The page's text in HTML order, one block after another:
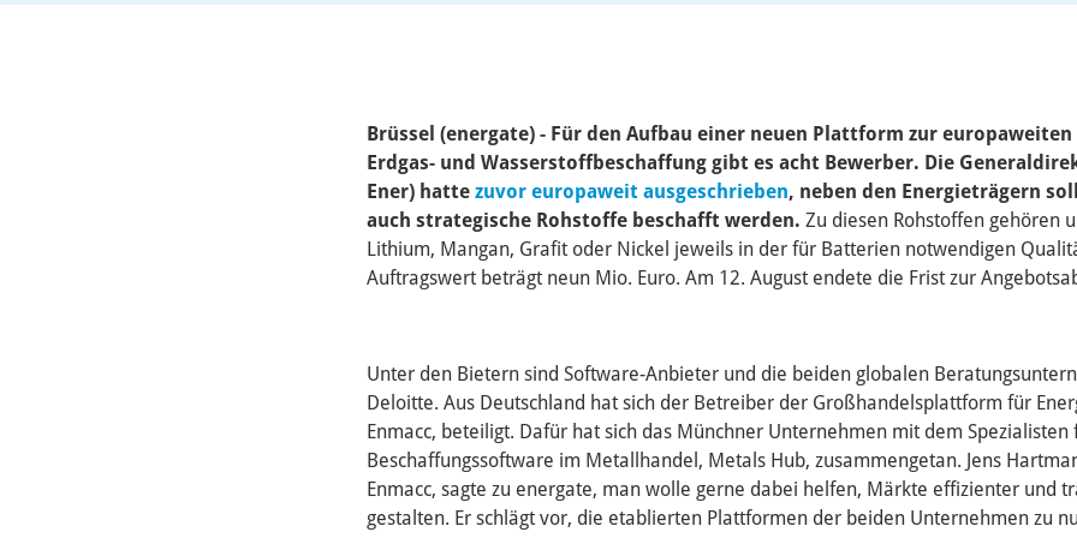
Brüssel (energate) - Für den Aufbau einer neuen Plattform zur
Erdgas- und Wasserstoffbeschaffung gibt es acht Bewerber. Die
Ener) hattezuvor europaweit ausgeschrieben, neben den Energieträgern
auch strategische Rohstoffe beschafft werden. Zu diesen Rohstoffen gehören
Lithium, Mangan, Grafit oder Nickel jeweils in der für Batterien notwendigen
Auftragswert beträgt neun Mio. Euro. Am 12. August endete die Frist zur
Unter den Bietern sind Software-Anbieter und die beiden globalen
Deloitte. Aus Deutschland hat sich der Betreiber der Großhandelsplattform für
Enmacc, beteiligt. Dafür hat sich das Münchner Unternehmen mit dem Spezialisten
Beschaffungssoftware im Metallhandel, Metals Hub, zusammengetan. Jens
Enmacc, sagte zu energate, man wolle gerne dabei helfen, Märkte effizienter und
gestalten. Er schlägt vor, die etablierten Plattformen der beiden Unternehmen zu